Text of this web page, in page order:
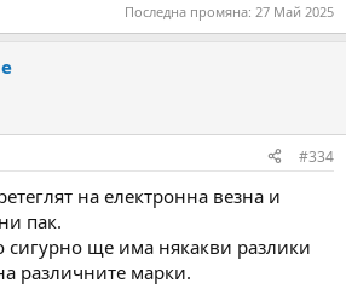
Последна промяна: 27 Май 2025
#334
на електронна везна и
пак.
сигурно ще има някакви разлики
различните марки.